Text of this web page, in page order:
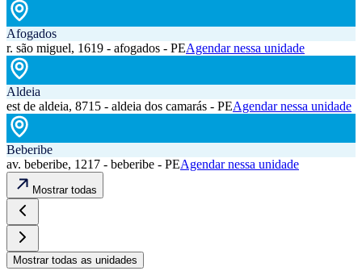
Afogados
r. são miguel, 1619 - afogados - PEAgendar nessa unidade
Aldeia
est de aldeia, 8715 - aldeia dos camarás - PEAgendar nessa unidade
Beberibe
av. beberibe, 1217 - beberibe - PEAgendar nessa unidade
Mostrar todas
Mostrar todas as unidades